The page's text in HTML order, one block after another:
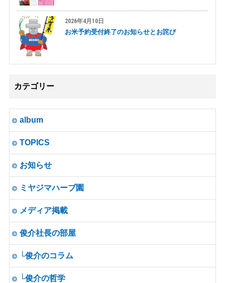
2026年4月10日
お米予約受付終了のお知らせとお詫び
カテゴリー
album
TOPICS
お知らせ
ミヤジマハーブ園
メディア掲載
俊介社長の部屋
└俊介のコラム
└俊介の哲学